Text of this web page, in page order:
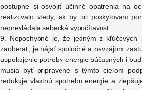
postupne si osvojiť účinné opatrenia na
realizovalo vtedy, ak by pri poskytovaní
neprevládala sebecká vypočítavosť.
9. Nepochybné je, že jedným z kľúčových
zaoberať, je nájsť spoločné a navzájom
uspokojenie potreby energie súčasných i
musia byť pripravené s týmto cieľom
redukuje vlastnú spotrebu energie a